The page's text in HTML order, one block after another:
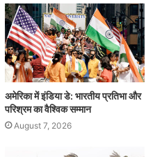
अमेरिका में इंडिया डे: भारतीय प्रतिभा और
परिश्रम का वैश्विक सम्मान
August 7, 2026